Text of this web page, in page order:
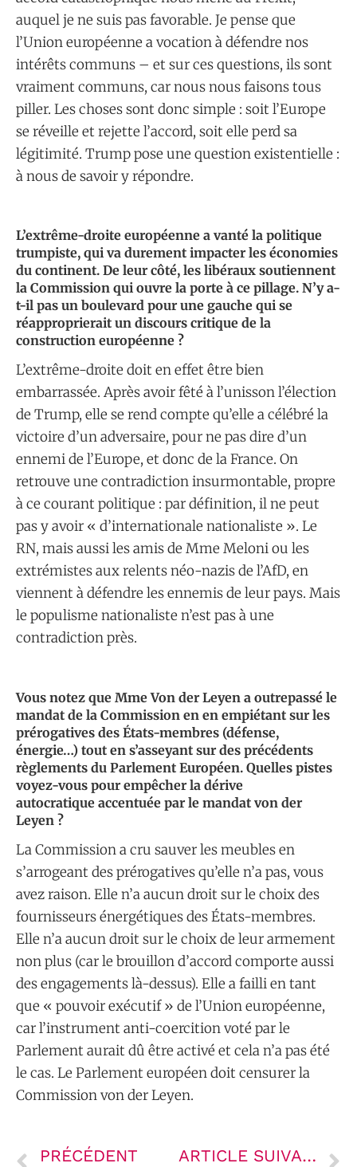
auquel je ne suis pas favorable. Je pense que
l’Union européenne a vocation à défendre nos
intérêts communs – et sur ces questions, ils sont
vraiment communs, car nous nous faisons tous
piller. Les choses sont donc simple : soit l’Europe
se réveille et rejette l’accord, soit elle perd sa
légitimité. Trump pose une question existentielle :
à nous de savoir y répondre.
L’extrême-droite européenne a vanté la politique
trumpiste, qui va durement impacter les économies
du continent. De leur côté, les libéraux soutiennent
la Commission qui ouvre la porte à ce pillage. N’y a-
t-il pas un boulevard pour une gauche qui se
réapproprierait un discours critique de la
construction européenne ?
L’extrême-droite doit en effet être bien
embarrassée. Après avoir fêté à l’unisson l’élection
de Trump, elle se rend compte qu’elle a célébré la
victoire d’un adversaire, pour ne pas dire d’un
ennemi de l’Europe, et donc de la France. On
retrouve une contradiction insurmontable, propre
à ce courant politique : par définition, il ne peut
pas y avoir « d’internationale nationaliste ». Le
RN, mais aussi les amis de Mme Meloni ou les
extrémistes aux relents néo-nazis de l’AfD, en
viennent à défendre les ennemis de leur pays. Mais
le populisme nationaliste n’est pas à une
contradiction près.
Vous notez que Mme Von der Leyen a outrepassé le
mandat de la Commission en en empiétant sur les
prérogatives des États-membres (défense,
énergie…) tout en s’asseyant sur des précédents
règlements du Parlement Européen. Quelles pistes
voyez-vous pour empêcher la dérive
autocratique accentuée par le mandat von der
Leyen ?
La Commission a cru sauver les meubles en
s’arrogeant des prérogatives qu’elle n’a pas, vous
avez raison. Elle n’a aucun droit sur le choix des
fournisseurs énergétiques des États-membres.
Elle n’a aucun droit sur le choix de leur armement
non plus (car le brouillon d’accord comporte aussi
des engagements là-dessus). Elle a failli en tant
que « pouvoir exécutif » de l’Union européenne,
car l’instrument anti-coercition voté par le
Parlement aurait dû être activé et cela n’a pas été
le cas. Le Parlement européen doit censurer la
Commission von der Leyen.
PRÉCÉDENT ARTICLE SUIVANT